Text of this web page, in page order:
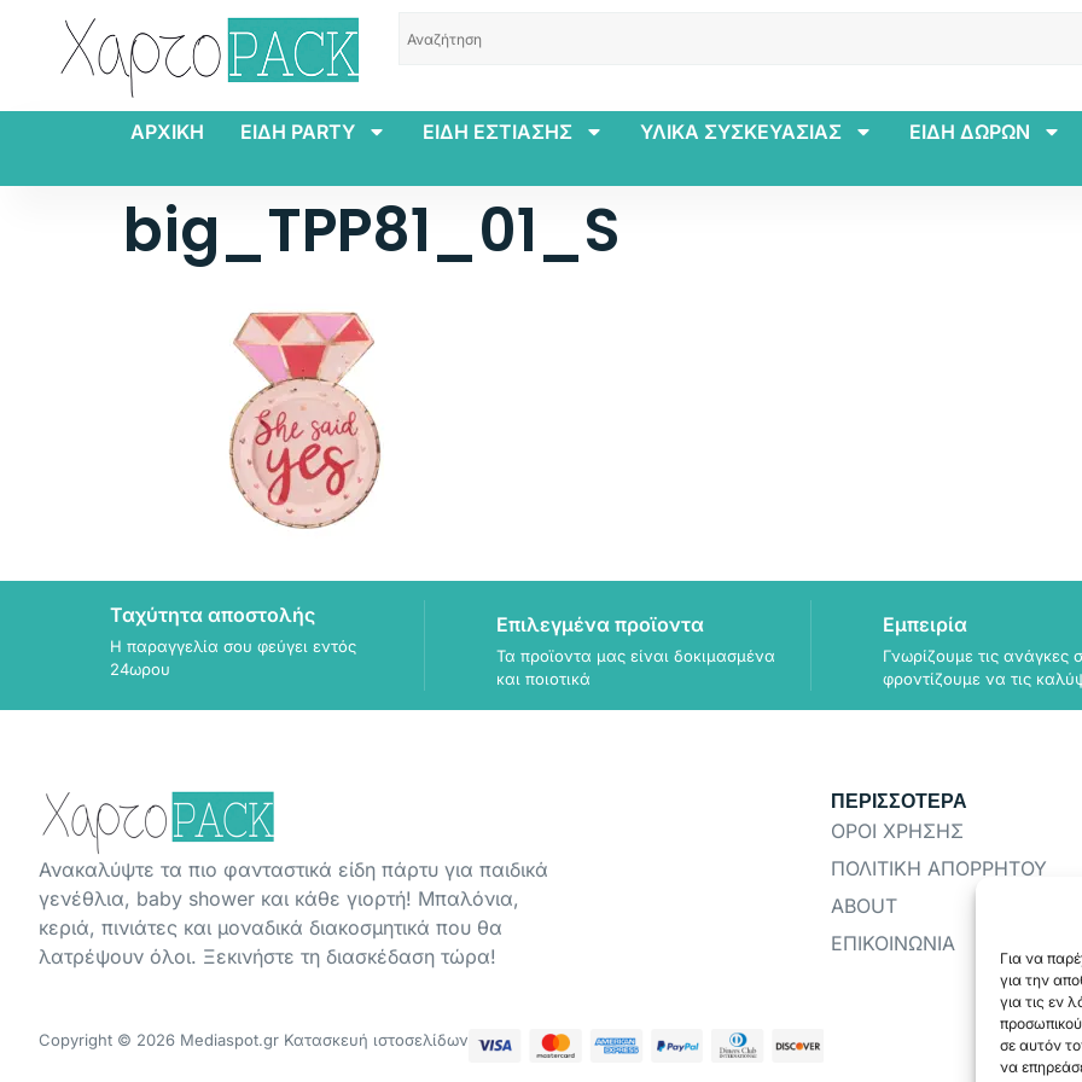
Για να
για την
για τις εν
σε αυτόν
να
ΑΡΧΙΚΗ ΕΙΔΗ PARTY ΕΙΔΗ ΕΣΤΙΑΣΗΣ ΥΛΙΚΑ ΣΥΣΚΕΥΑΣΙΑΣ ΕΙΔΗ ΔΩΡΩΝ
big_TPP81_01_S
Ταχύτητα αποστολής
Η παραγγελία σου φεύγει εντός
24ωρου
Επιλεγμένα προϊοντα
Τα προϊοντα μας είναι δοκιμασμένα
και ποιοτικά
Εμπειρία
Γνωρίζουμε τις ανάγκες
φροντίζουμε να τις
Ανακαλύψτε τα πιο φανταστικά είδη πάρτυ για παιδικά
γενέθλια, baby shower και κάθε γιορτή! Μπαλόνια,
κεριά, πινιάτες και μοναδικά διακοσμητικά που θα
λατρέψουν όλοι. Ξεκινήστε τη διασκέδαση τώρα!
ΠΕΡΙΣΣΟΤΕΡΑ
ΟΡΟΙ ΧΡΗΣΗΣ
ΠΟΛΙΤΙΚΗ ΑΠΟΡΡΗΤΟΥ
ABOUT
ΕΠΙΚΟΙΝΩΝΙΑ
Copyright © 2026 Mediaspot.gr Κατασκευή ιστοσελίδων